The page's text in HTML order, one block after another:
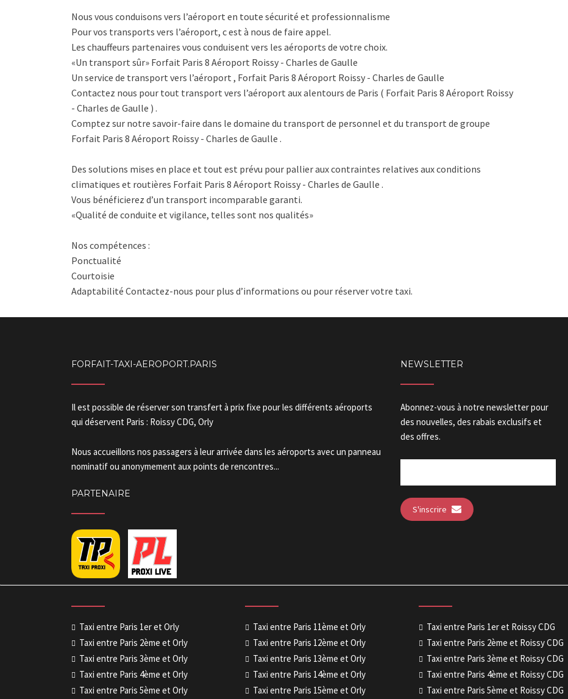
Nous vous conduisons vers l’aéroport en toute sécurité et professionnalisme
Pour vos transports vers l’aéroport, c est à nous de faire appel.
Les chauffeurs partenaires vous conduisent vers les aéroports de votre choix.
«Un transport sûr» Forfait Paris 8 Aéroport Roissy - Charles de Gaulle
Un service de transport vers l’aéroport , Forfait Paris 8 Aéroport Roissy - Charles de Gaulle
Contactez nous pour tout transport vers l’aéroport aux alentours de Paris ( Forfait Paris 8 Aéroport Roissy
- Charles de Gaulle ) .
Comptez sur notre savoir-faire dans le domaine du transport de personnel et du transport de groupe
Forfait Paris 8 Aéroport Roissy - Charles de Gaulle .
Des solutions mises en place et tout est prévu pour pallier aux contraintes relatives aux conditions
climatiques et routières Forfait Paris 8 Aéroport Roissy - Charles de Gaulle .
Vous bénéficierez d’un transport incomparable garanti.
«Qualité de conduite et vigilance, telles sont nos qualités»
Nos compétences :
Ponctualité
Courtoisie
Adaptabilité Contactez-nous pour plus d’informations ou pour réserver votre taxi.
FORFAIT-TAXI-AEROPORT.PARIS
Il est possible de réserver son transfert à prix fixe pour les différents aéroports
qui déservent Paris : Roissy CDG, Orly
Nous accueillons nos passagers à leur arrivée dans les aéroports avec un panneau
nominatif ou anonymement aux points de rencontres...
PARTENAIRE
NEWSLETTER
Abonnez-vous à notre newsletter pour
des nouvelles, des rabais exclusifs et
des offres.
S'inscrire
Taxi entre Paris 1er et Orly
Taxi entre Paris 2ème et Orly
Taxi entre Paris 3ème et Orly
Taxi entre Paris 4ème et Orly
Taxi entre Paris 5ème et Orly
Taxi entre Paris 11ème et Orly
Taxi entre Paris 12ème et Orly
Taxi entre Paris 13ème et Orly
Taxi entre Paris 14ème et Orly
Taxi entre Paris 15ème et Orly
Taxi entre Paris 1er et Roissy CDG
Taxi entre Paris 2ème et Roissy CDG
Taxi entre Paris 3ème et Roissy CDG
Taxi entre Paris 4ème et Roissy CDG
Taxi entre Paris 5ème et Roissy CDG